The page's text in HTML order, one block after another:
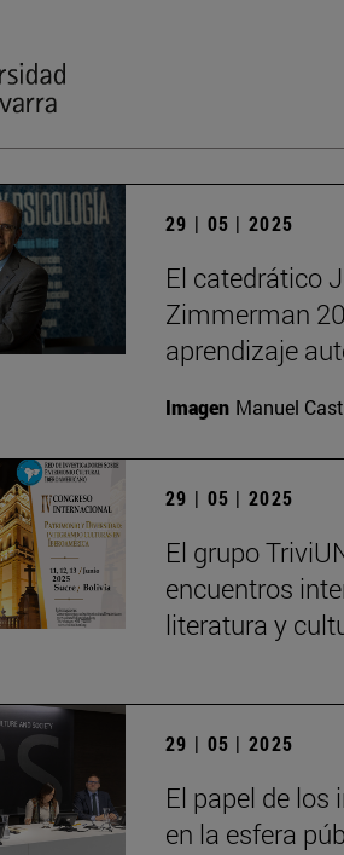
29 | 05 | 2025
El catedrático
Zimmerman
aprendizaje
Imagen Manuel
29 | 05 | 2025
El grupo
encuentros
literatura y
29 | 05 | 2025
El papel de
en la esfera